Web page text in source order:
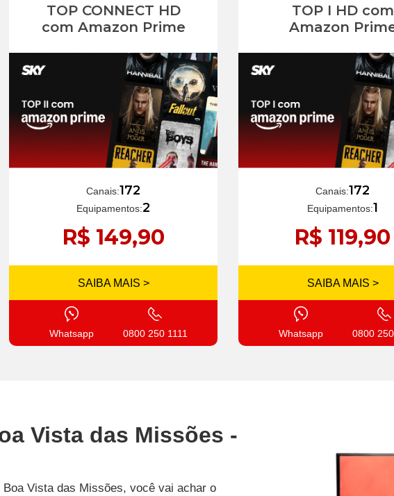
TOP CONNECT HD
com Amazon Prime
Canais:172
Equipamentos:2
R$ 149,90
SAIBA MAIS >
Whatsapp 0800 250 1111
TOP I HD com
Amazon
Canais:172
Equipamentos:1
R$ 119,90
SAIBA MAIS >
Whatsapp 0800
Vista das Missões -
Boa Vista das Missões, você vai achar o